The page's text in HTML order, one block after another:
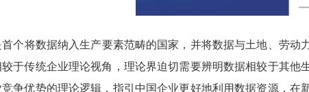
首个将数据纳入生产要素范畴的国家，并将数据与土地、劳
于传统企业理论视角，理论界迫切需要辨明数据相较于其
争优势的理论逻辑，指引中国企业更好地利用数据资源，